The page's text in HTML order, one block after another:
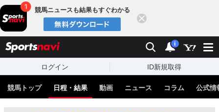
競馬ニュースも結果もすぐわかる
検索 通知
i
ログイン ID新規取得
競馬トップ 日程・結果 動画 ニュース コラム 公式情